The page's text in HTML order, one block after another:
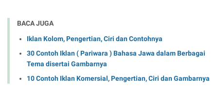
BACA JUGA
Iklan Kolom, Pengertian, Ciri dan Contohnya
30 Contoh Iklan ( Pariwara ) Bahasa Jawa dalam Berbagai
Tema disertai Gambarnya
10 Contoh Iklan Komersial, Pengertian, Ciri dan Gambarnya